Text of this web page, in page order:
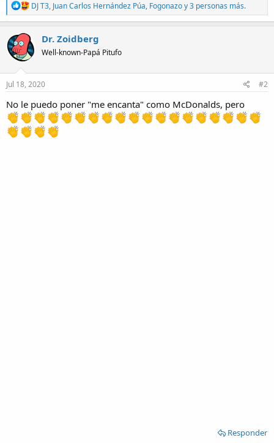
R
e
a
t
i
n
s
DJ T3, Juan Carlos Hernández Púa, Fogonazoy 3 personas más.
Dr. Zoidberg
Well-known-Papá Pitufo
Jul 18, 2020 #2
No le puedo poner "me encanta" como McDonalds, pero
Responder